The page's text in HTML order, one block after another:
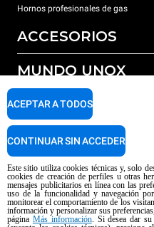
Hornos profesionales de gas
ACCESORIOS
Todos los accesorios
Detergentes para lavado automático
Detergentes para lavado manual
Tratamiento de agua con filtros de
MUNDO UNOX
Nuestras sedes en el mundo
SOPORTE
Garantía Unox
Centros de servicio técnico
Copyright 2026 UNOX SpA Todos
Aviso sobre el contenido generado
Este sitio utiliza cookies técnicas y, solo
cookies de creación de perfiles u otras
mensajes publicitarios en línea con las
uso de la funcionalidad y navegación
monitorear el comportamiento de los
información y personalizar sus
página Más información. Si desea dar su
ACEPTAR A TODOS
CONTINUAR SIN ACCEDER